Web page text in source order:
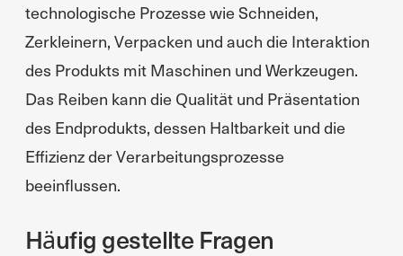
technologische Prozesse wie Schneiden,
Zerkleinern, Verpacken und auch die Interaktion
des Produkts mit Maschinen und Werkzeugen.
Das Reiben kann die Qualität und Präsentation
des Endprodukts, dessen Haltbarkeit und die
Effizienz der Verarbeitungsprozesse
beeinflussen.
Häufig gestellte Fragen